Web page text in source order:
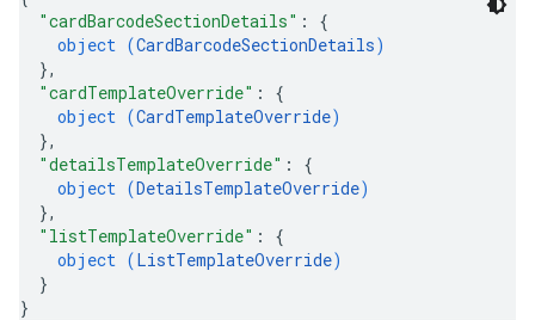
"cardBarcodeSectionDetails" : {
object (CardBarcodeSectionDetails)
},
"cardTemplateOverride" : {
object (CardTemplateOverride)
},
"detailsTemplateOverride" : {
object (DetailsTemplateOverride)
},
"listTemplateOverride" : {
object (ListTemplateOverride)
}
}